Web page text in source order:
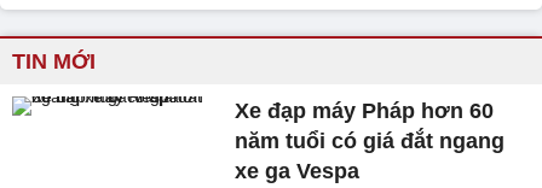
TIN MỚI
Xe đạp máy Pháp hơn 60
năm tuổi có giá đắt ngang
xe ga Vespa